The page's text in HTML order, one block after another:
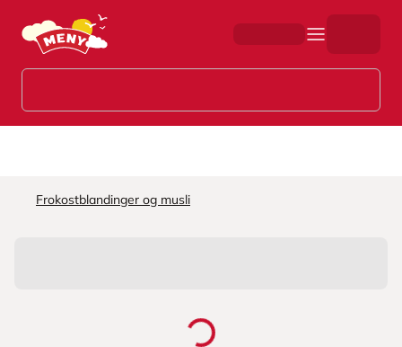
Hopp til hovedinnhold
Frokostblandinger og musli